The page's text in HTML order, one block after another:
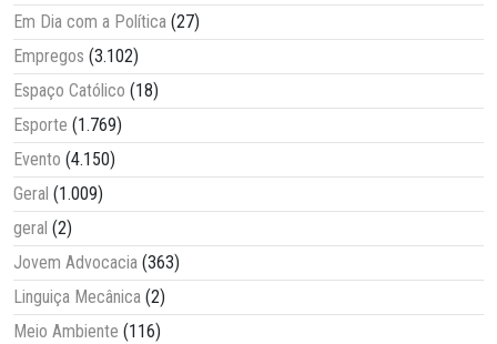
Em Dia com a Política (27)
Empregos (3.102)
Espaço Católico (18)
Esporte (1.769)
Evento (4.150)
Geral (1.009)
geral (2)
Jovem Advocacia (363)
Linguiça Mecânica (2)
Meio Ambiente (116)